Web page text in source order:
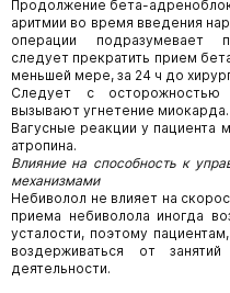
Продолжение бета-
аритмии во время введения
операции подразумевает
следует прекратить прием
меньшей мере, за 24 ч до
Следует с осторожностью
вызывают угнетение миокарда.
Вагусные реакции у пациента
атропина.
Влияние на способность к
механизмами
Небиволол не влияет на
приема небиволола иногда
усталости, поэтому
воздерживаться от
деятельности.